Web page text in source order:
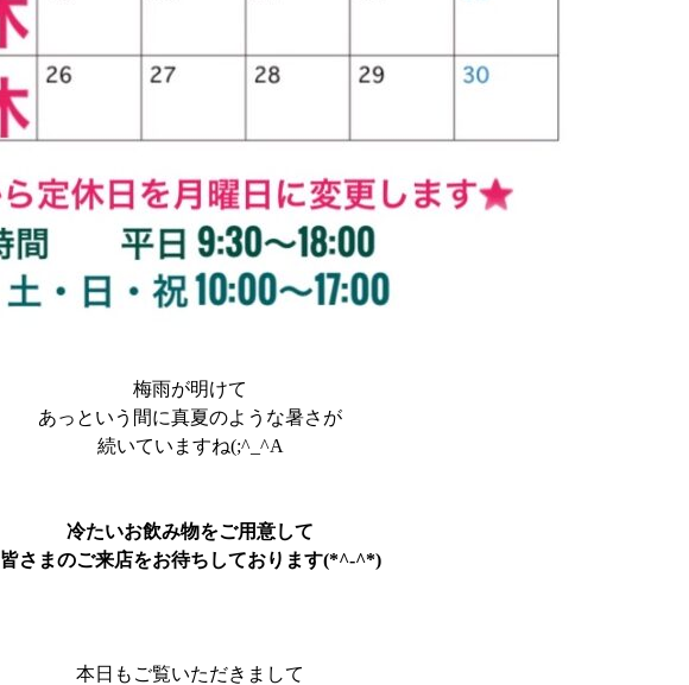
梅雨が明けて
あっという間に真夏のような暑さが
続いていますね(;^_^A
冷たいお飲み物をご用意して
皆さまのご来店をお待ちしております(*^-^*)
本日もご覧いただきまして